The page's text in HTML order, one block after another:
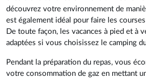
découvrez votre environnement de
est également idéal pour faire les
De toute façon, les vacances à pied et à
adaptées si vous choisissez le camping
Pendant la préparation du repas, vous
votre consommation de gaz en mettant